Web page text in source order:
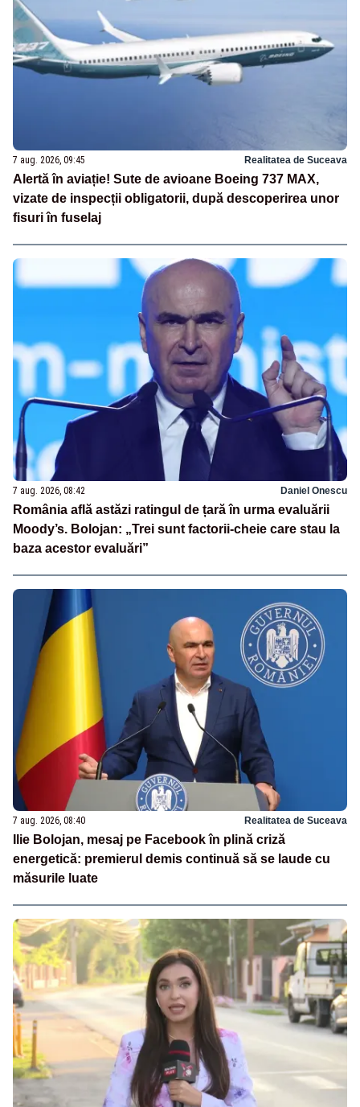
7 aug. 2026, 09:45 Realitatea de Suceava
Alertă în aviație! Sute de avioane Boeing 737 MAX,
vizate de inspecții obligatorii, după descoperirea unor
fisuri în fuselaj
7 aug. 2026, 08:42 Daniel Onescu
România află astăzi ratingul de țară în urma evaluării
Moody’s. Bolojan: „Trei sunt factorii-cheie care stau la
baza acestor evaluări”
7 aug. 2026, 08:40 Realitatea de Suceava
Ilie Bolojan, mesaj pe Facebook în plină criză
energetică: premierul demis continuă să se laude cu
măsurile luate